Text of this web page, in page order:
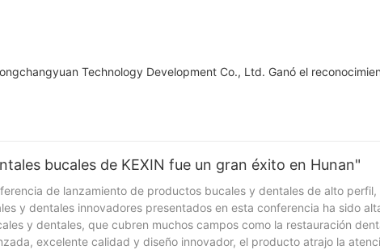
Technology Development Co., Ltd. Ganó el
bucales de KEXIN fue un gran éxito en Hunan"
de lanzamiento de productos bucales y dentales de alto perfil,
y dentales innovadores presentados en esta conferencia ha sido
y dentales, que cubren muchos campos como la restauración
excelente calidad y diseño innovador, el producto atrajo la